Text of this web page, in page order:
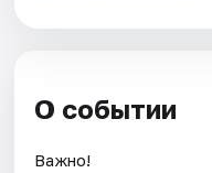
О событии
Важно!